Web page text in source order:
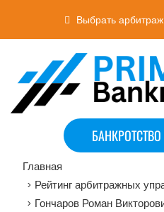
Выбрать
Главная
> Рейтинг арбитражных
> Гончаров Роман